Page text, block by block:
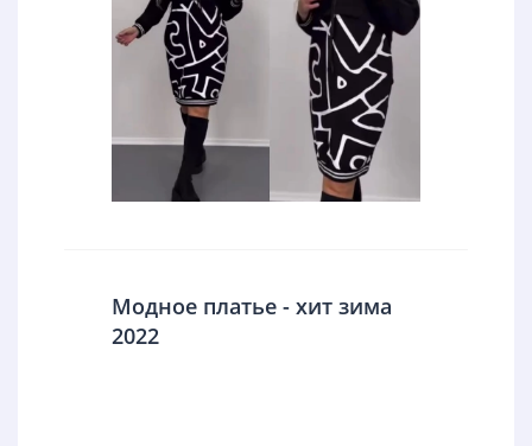
Модное платье - хит зима
2022